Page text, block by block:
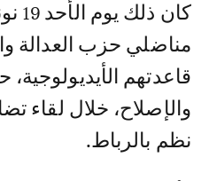
كان
مناضلي حزب العدالة
قاعدتهم الأيديولوجية،
والإصلاح، خلال لقاء
نظم بالرباط.